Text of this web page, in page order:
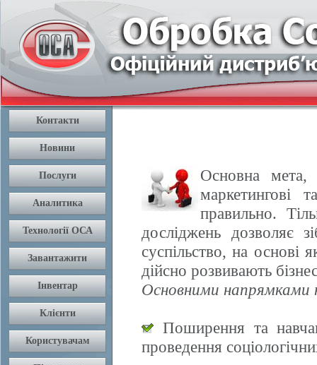
Основна мета,
маркетингові
правильно.
досліджень дозволяє
суспільство, на основі
дійсно розвивають
Основними напрямками
Поширення та
проведення